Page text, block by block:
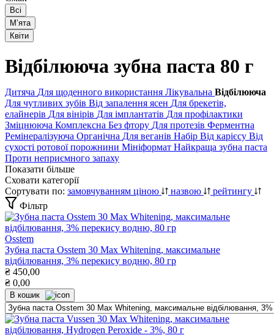
Всі
Мʼята
Квіти
Відбілююча зубна паста 80 г
Дитяча Для щоденного використання Лікувальна Відбілююча
Для чутливих зубів Від запалення ясен Для брекетів,
елайнерів Для вінірів Для імплантатів Для профілактики
Зміцнююча Комплексна Без фтору Для протезів Ферментна
Ремінералізуюча Органічна Для веганів Набір Від карієсу Від
сухості ротової порожнини Мініформат Найкраща зубна паста
Проти неприємного запаху
Показати більше
Сховати категорії
Сортувати по: замовчуванням ціною назвою
рейтингу
Фільтр
Osstem
Зубна паста Osstem 30 Max Whitening, максимальне
відбілювання, 3% перекису водню, 80 гр
₴ 450,00
₴ 0,00
В кошик